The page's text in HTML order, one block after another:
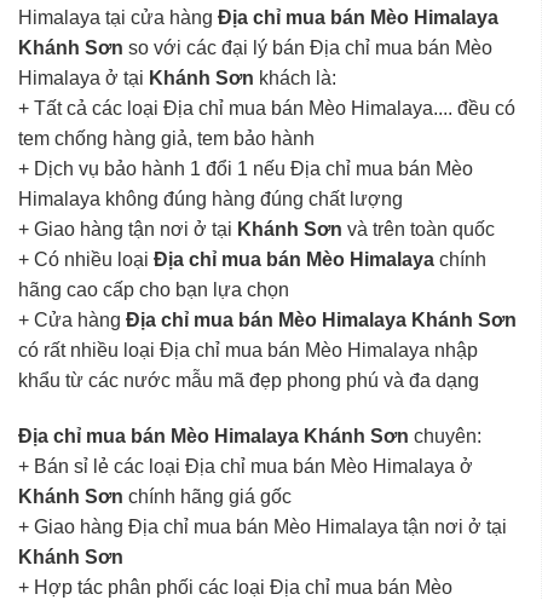
Himalaya tại cửa hàng Địa chỉ mua bán Mèo Himalaya
Khánh Sơn so với các đại lý bán Địa chỉ mua bán Mèo
Himalaya ở tại Khánh Sơn khách là:
+ Tất cả các loại Địa chỉ mua bán Mèo Himalaya.... đều có
tem chống hàng giả, tem bảo hành
+ Dịch vụ bảo hành 1 đổi 1 nếu Địa chỉ mua bán Mèo
Himalaya không đúng hàng đúng chất lượng
+ Giao hàng tận nơi ở tại Khánh Sơn và trên toàn quốc
+ Có nhiều loại Địa chỉ mua bán Mèo Himalaya chính
hãng cao cấp cho bạn lựa chọn
+ Cửa hàng Địa chỉ mua bán Mèo Himalaya Khánh Sơn
có rất nhiều loại Địa chỉ mua bán Mèo Himalaya nhập
khẩu từ các nước mẫu mã đẹp phong phú và đa dạng
Địa chỉ mua bán Mèo Himalaya Khánh Sơn chuyên:
+ Bán sỉ lẻ các loại Địa chỉ mua bán Mèo Himalaya ở
Khánh Sơn chính hãng giá gốc
+ Giao hàng Địa chỉ mua bán Mèo Himalaya tận nơi ở tại
Khánh Sơn
+ Hợp tác phân phối các loại Địa chỉ mua bán Mèo